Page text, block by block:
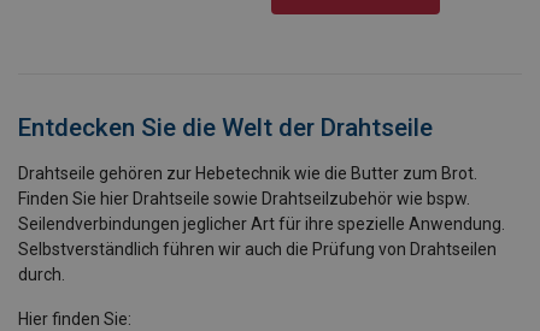
Entdecken Sie die Welt der Drahtseile
Drahtseile gehören zur Hebetechnik wie die Butter zum Brot.
Finden Sie hier Drahtseile sowie Drahtseilzubehör wie bspw.
Seilendverbindungen jeglicher Art für ihre spezielle Anwendung.
Selbstverständlich führen wir auch die Prüfung von Drahtseilen
durch.
Hier finden Sie: